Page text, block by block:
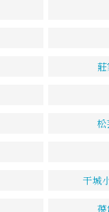
莊
松
干城
葆